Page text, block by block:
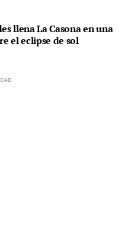
llena La Casona en una
el eclipse de sol